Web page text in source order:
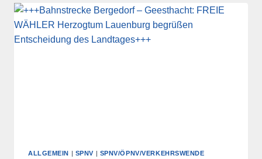
SEHEN
LICHT
UND
ALLGEMEIN | SPNV | SPNV/ÖPNV/VERKEHRSWENDE